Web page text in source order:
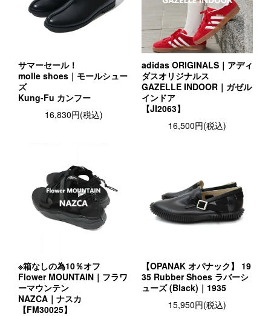
サマーセール！
molle shoes｜モールシュー
ズ
Kung-Fu カンフー
16,830円(税込)
adidas ORIGINALS｜アディ
ダスオリジナルス
GAZELLE INDOOR｜ガゼル
インドア
【JI2063】
16,500円(税込)
※箱なしの為10％オフ
Flower MOUNTAIN｜フラワ
ーマウンテン
NAZCA｜ナスカ
【FM30025】
【OPANAK オパナック】 19
35 Rubber Shoes ラバーシ
ューズ (Black)｜1935
15,950円(税込)